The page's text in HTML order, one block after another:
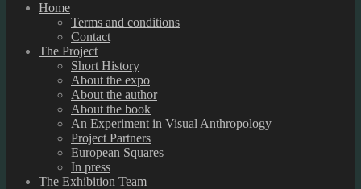
Home
Terms and conditions
Contact
The Project
Short History
About the expo
About the author
About the book
An Experiment in Visual Anthropology
Project Partners
European Squares
In press
The Exhibition Team